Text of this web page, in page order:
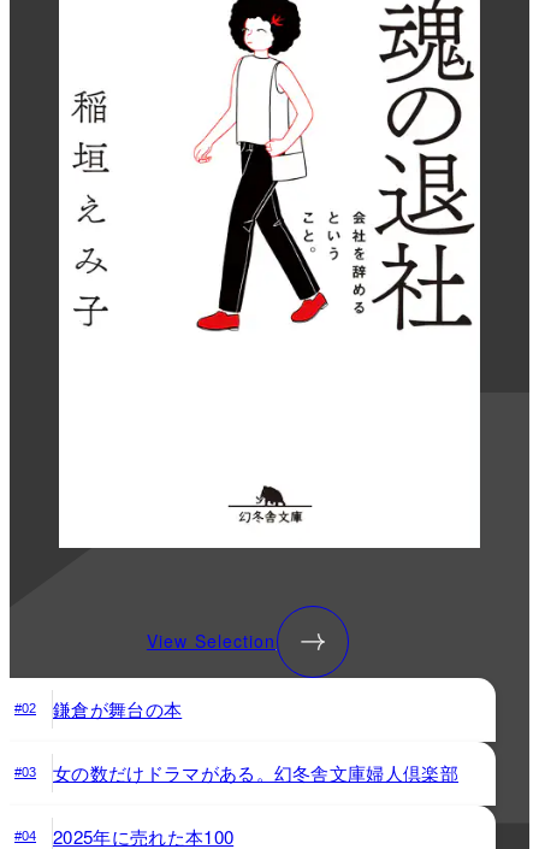
View Selection
#02 鎌倉が舞台の本
#03 女の数だけドラマがある。幻冬舎文庫婦人倶楽部
#04 2025年に売れた本100